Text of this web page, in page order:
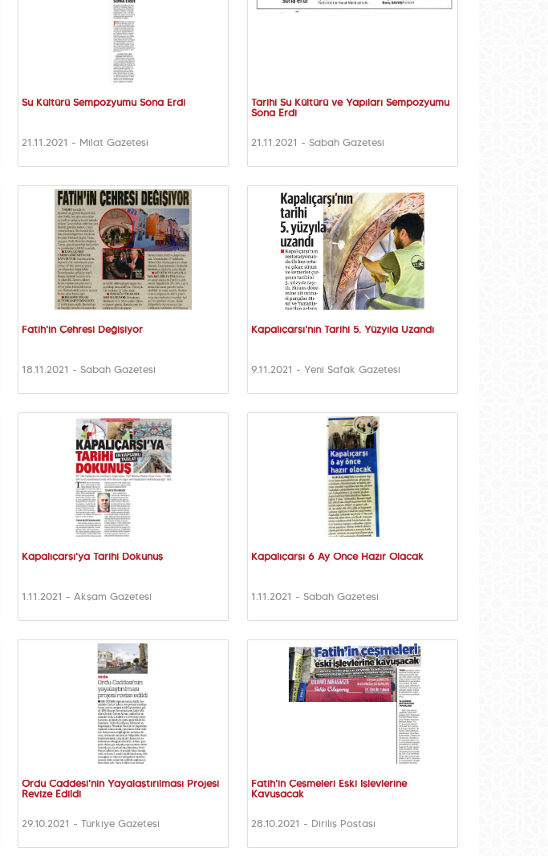
Su Kültürü Sempozyumu Sona Erdi
21.11.2021 - Milat Gazetesi
Tarihi Su Kültürü ve Yapıları Sempozyumu
Sona Erdi
21.11.2021 - Sabah Gazetesi
Fatih'in Çehresi Değişiyor
18.11.2021 - Sabah Gazetesi
Kapalıçarşı'nın Tarihi 5. Yüzyıla Uzandı
9.11.2021 - Yeni Şafak Gazetesi
Kapalıçarşı'ya Tarihi Dokunuş
1.11.2021 - Akşam Gazetesi
Kapalıçarşı 6 Ay Önce Hazır Olacak
1.11.2021 - Sabah Gazetesi
Ordu Caddesi'nin Yayalaştırılması Projesi
Revize Edildi
29.10.2021 - Türkiye Gazetesi
Fatih'in Çeşmeleri Eski İşlevlerine
Kavuşacak
28.10.2021 - Diriliş Postası